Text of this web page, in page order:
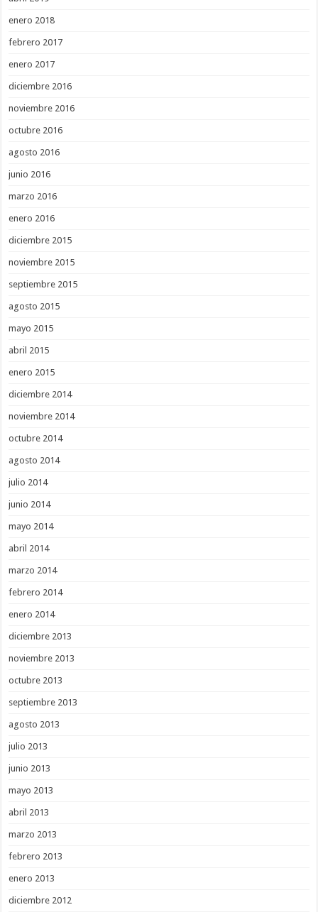
enero 2018
febrero 2017
enero 2017
diciembre 2016
noviembre 2016
octubre 2016
agosto 2016
junio 2016
marzo 2016
enero 2016
diciembre 2015
noviembre 2015
septiembre 2015
agosto 2015
mayo 2015
abril 2015
enero 2015
diciembre 2014
noviembre 2014
octubre 2014
agosto 2014
julio 2014
junio 2014
mayo 2014
abril 2014
marzo 2014
febrero 2014
enero 2014
diciembre 2013
noviembre 2013
octubre 2013
septiembre 2013
agosto 2013
julio 2013
junio 2013
mayo 2013
abril 2013
marzo 2013
febrero 2013
enero 2013
diciembre 2012